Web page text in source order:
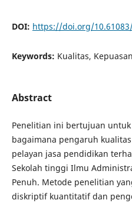
DOI: https://doi.org/
Keywords: Kualitas,
Abstract
Penelitian ini bertujuan
bagaimana pengaruh
pelayan jasa pendidikan
Sekolah tinggi Ilmu
Penuh. Metode penelitian
diskriptif kuantitatif dan